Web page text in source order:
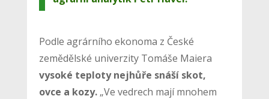
Podle agrárního ekonoma z České
zemědělské univerzity Tomáše Maiera
vysoké teploty nejhůře snáší skot,
ovce a kozy.„Ve vedrech mají mnohem